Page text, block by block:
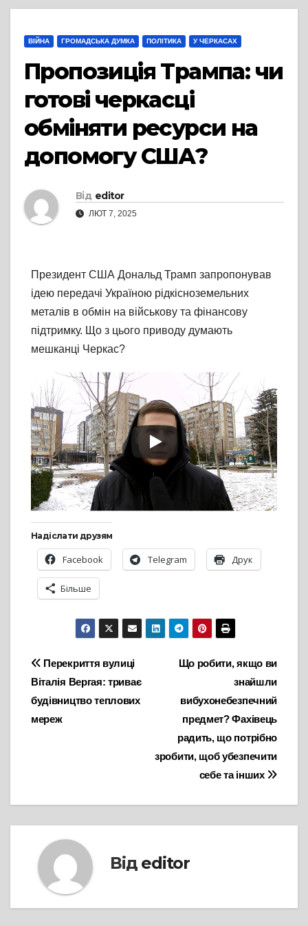
ВІЙНА ГРОМАДСЬКА ДУМКА ПОЛІТИКА У ЧЕРКАСАХ
Пропозиція Трампа: чи
готові черкасці
обміняти ресурси на
допомогу США?
Від editor
ЛЮТ 7, 2025
Президент США Дональд Трамп запропонував
ідею передачі Україною рідкісноземельних
металів в обмін на військову та фінансову
підтримку. Що з цього приводу думають
мешканці Черкас?
Надіслати друзям
Facebook Telegram Друк
Більше
Навігація
записів
Що робити, якщо ви
знайшли
вибухонебезпечний
предмет? Фахівець
радить, що потрібно
зробити, щоб убезпечити
себе та інших
Перекриття вулиці
Віталія Вергая: триває
будівництво теплових
мереж
Від editor